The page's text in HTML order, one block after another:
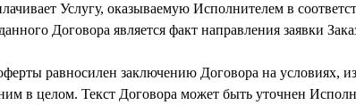
Услугу, оказываемую Исполнителем в
Договора является факт направления заявки
равносилен заключению Договора на условиях,
в целом. Текст Договора может быть уточнен